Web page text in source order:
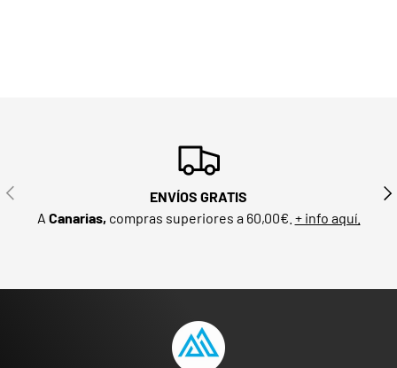
ANTERIOR
ENVÍOS GRATIS
A Canarias, compras superiores a 60,00€. + info aquí.